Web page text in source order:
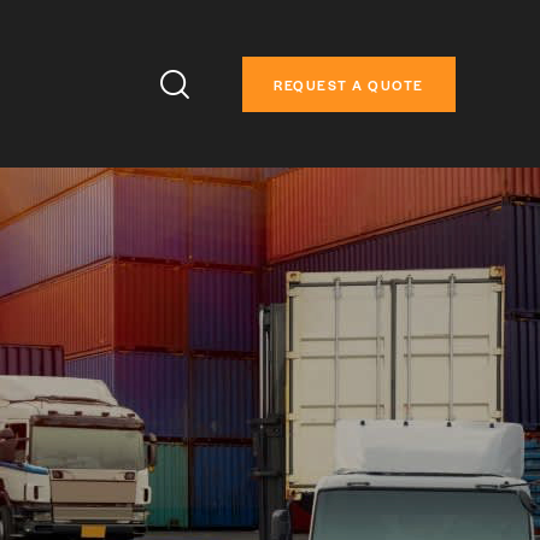
REQUEST A QUOTE
REQUEST A QUOTE